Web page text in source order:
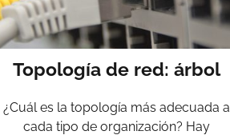
Topología de red: árbol
¿Cuál es la topología más adecuada a
cada tipo de organización? Hay